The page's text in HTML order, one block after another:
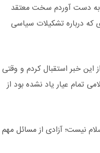
۲۸ مرداد ۱۳۳۲ و با توجه به تجربه‌ای که از نهضت ملی ایران در سال‌های ۱۳۲۹ تا ۳۲ به دست آوردم سخت معتقد
که درباره تشکیلات سیاسی
خبر استقبال کردم و وقتی
تمام‌ عیار یاد نشده بود از
نیست؛ آزادی از مسائل مهم